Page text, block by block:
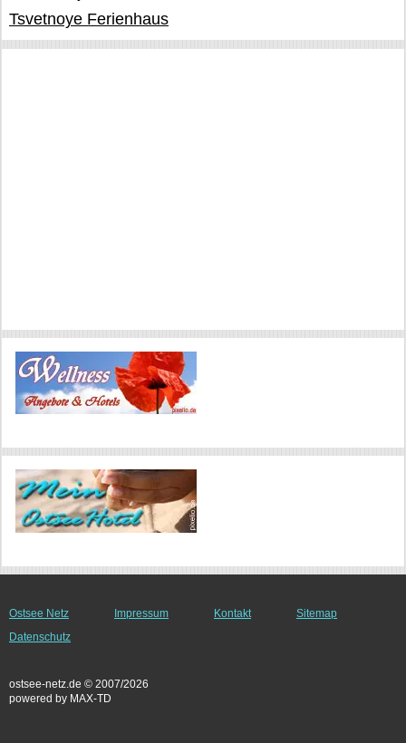
Tsvetnoye Ferienhaus
Ostsee Netz Impressum Kontakt
Sitemap
Datenschutz
ostsee-netz.de © 2007/2026
powered by MAX-TD